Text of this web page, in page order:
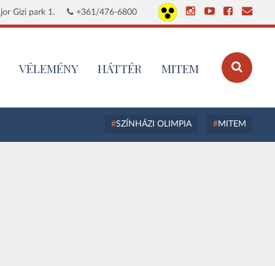
Gizi park 1. +361/476-6800
VÉLEMÉNY HÁTTÉR MITEM
SZÍNHÁZI OLIMPIA MITEM